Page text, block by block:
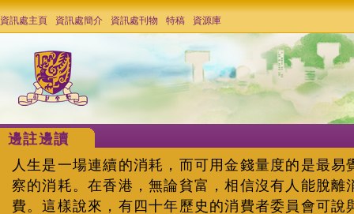
資訊處主頁 資訊處簡介 資訊處刊物 特稿 資源庫
邊註邊讀
人生是一場連續的消耗，而可用金錢量度的是最易
察的消耗。在香港，無論貧富，相信沒有人能脫離
費。這樣說來，有四十年歷史的消費者委員會可說